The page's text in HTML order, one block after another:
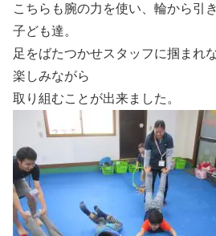
こちらも腕の力を使い、輪から引
子ども達。
足をばたつかせスタッフに掴まれ
楽しみながら
取り組むことが出来ました。